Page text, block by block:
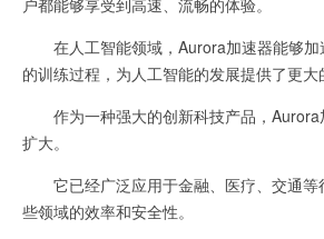
在人工智能领域，Aurora加速器能够加
的训练过程，为人工智能的发展提供了更大
作为一种强大的创新科技产品，Aurora
扩大。
它已经广泛应用于金融、医疗、交通等
些领域的效率和安全性。